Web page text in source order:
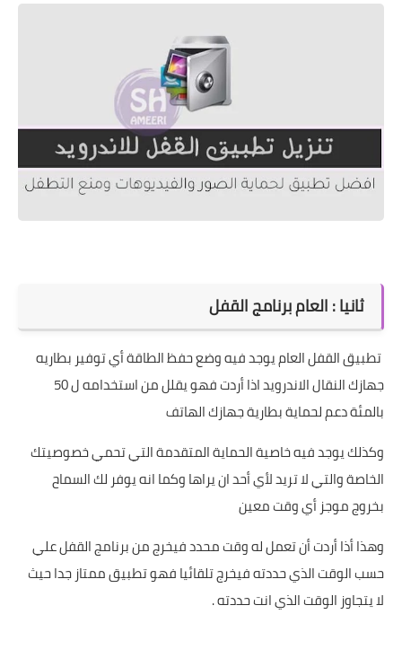
ثانيا : العام برنامج القفل
تطبيق القفل العام يوجد فيه وضع حفظ الطاقة أي توفير بطاريه
جهازك النقال الاندرويد اذا أردت فهو يقلل من استخدامه ل 50
بالمئة دعم لحماية بطارية جهازك الهاتف
وكذلك يوجد فيه خاصية الحماية المتقدمة التي تحمي خصوصيتك
الخاصة والتي لا تريد لأي أحد ان يراها وكما انه يوفر لك السماح
بخروج موجز أي وقت معين
وهذا أذا أردت أن تعمل له وقت محدد فيخرج من برنامج القفل علي
حسب الوقت الذي حددته فيخرج تلقائيا فهو تطبيق ممتاز جدا حيث
لا يتجاوز الوقت الذي انت حددته .